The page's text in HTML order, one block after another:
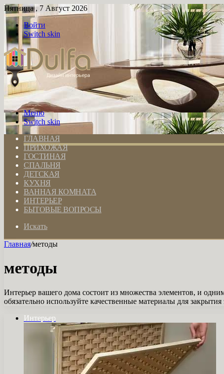
Пятница , 7 Август 2026
Войти
Switch skin
Меню
Switch skin
ГЛАВНАЯ
ПРИХОЖАЯ
ГОСТИНАЯ
СПАЛЬНЯ
ДЕТСКАЯ
КУХНЯ
ВАННАЯ КОМНАТА
ИНТЕРЬЕР
БЫТОВЫЕ ВОПРОСЫ
Искать
Главная/методы
методы
Интерьер вашего дома состоит из множества элементов, и
обязательно используйте качественные материалы для
Интерьер